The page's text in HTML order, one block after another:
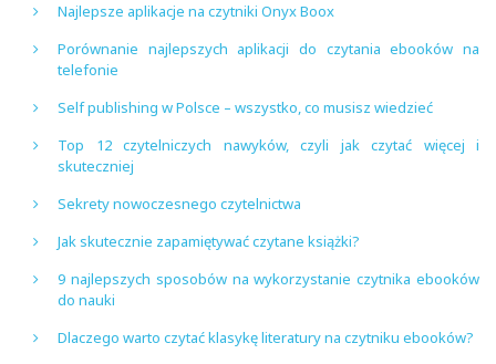
Najlepsze aplikacje na czytniki Onyx Boox
Porównanie najlepszych aplikacji do czytania ebooków na
telefonie
Self publishing w Polsce – wszystko, co musisz wiedzieć
Top 12 czytelniczych nawyków, czyli jak czytać więcej i
skuteczniej
Sekrety nowoczesnego czytelnictwa
Jak skutecznie zapamiętywać czytane książki?
9 najlepszych sposobów na wykorzystanie czytnika ebooków
do nauki
Dlaczego warto czytać klasykę literatury na czytniku ebooków?